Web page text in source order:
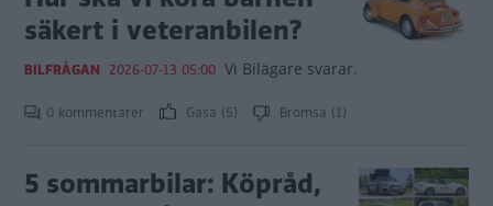
säkert i veteranbilen?
BILFRÅGAN 2026-07-13 05:00 Vi Bilägare svarar.
0 kommentarer Gasa (5) Bromsa (1)
5 sommarbilar: Köpråd,